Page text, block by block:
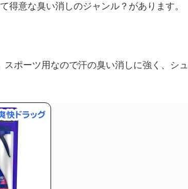
得意な臭い消しのジャンル？があります。
スポーツ用なので汗の臭い消しに強く、シ